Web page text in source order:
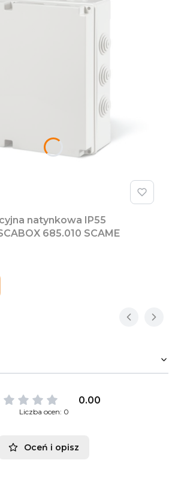
natynkowa IP55
685.010 SCAME
0.00
Liczba ocen: 0
Oceń i opisz